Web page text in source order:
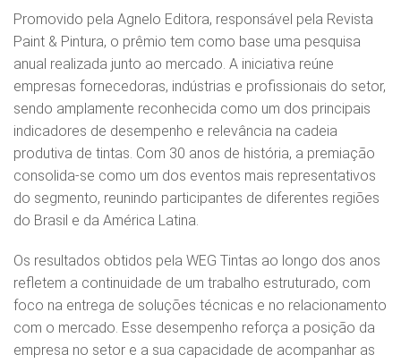
Promovido pela Agnelo Editora, responsável pela Revista
Paint & Pintura, o prêmio tem como base uma pesquisa
anual realizada junto ao mercado. A iniciativa reúne
empresas fornecedoras, indústrias e profissionais do setor,
sendo amplamente reconhecida como um dos principais
indicadores de desempenho e relevância na cadeia
produtiva de tintas. Com 30 anos de história, a premiação
consolida‑se como um dos eventos mais representativos
do segmento, reunindo participantes de diferentes regiões
do Brasil e da América Latina.
Os resultados obtidos pela WEG Tintas ao longo dos anos
refletem a continuidade de um trabalho estruturado, com
foco na entrega de soluções técnicas e no relacionamento
com o mercado. Esse desempenho reforça a posição da
empresa no setor e a sua capacidade de acompanhar as